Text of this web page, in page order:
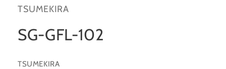
TSUMEKIRA
SG-GFL-102
TSUMEKIRA